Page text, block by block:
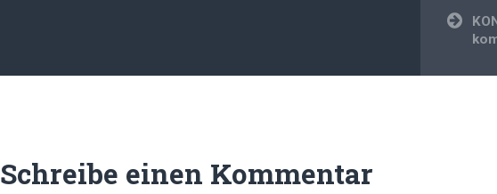
Schreibe einen Kommentar